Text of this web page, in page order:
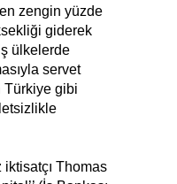
zengin yüzde
giderek
ülkelerde
servet
Türkiye gibi
iktisatçı Thomas